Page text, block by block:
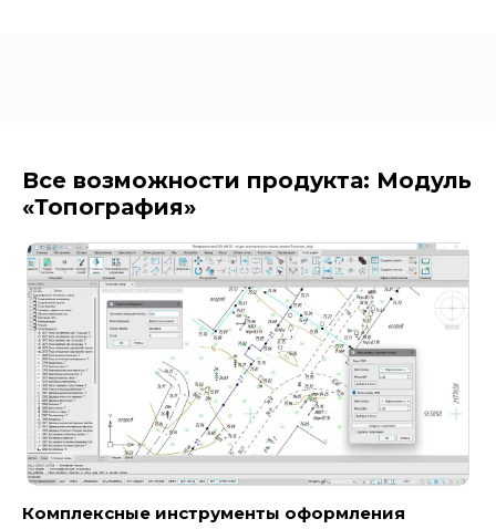
Все возможности продукта: Модуль
«Топография»
Комплексные инструменты оформления